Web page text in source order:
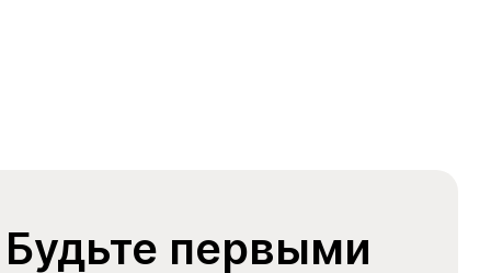
Будьте первыми